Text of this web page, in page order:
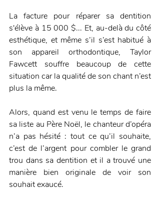
La facture pour réparer sa dentition
s'élève à 15 000 $... Et, au-delà du côté
esthétique, et même s’il s’est habitué à
son appareil orthodontique, Taylor
Fawcett souffre beaucoup de cette
situation car la qualité de son chant n’est
plus la même.
Alors, quand est venu le temps de faire
sa liste au Père Noël, le chanteur d’opéra
n’a pas hésité : tout ce qu’il souhaite,
c’est de l’argent pour combler le grand
trou dans sa dentition et il a trouvé une
manière bien originale de voir son
souhait exaucé.